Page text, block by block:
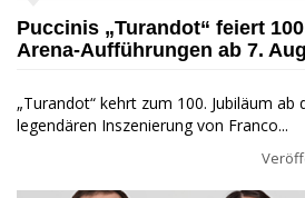
Puccinis „Turandot“ feiert
Arena-Aufführungen ab 7.
„Turandot“ kehrt zum 100. Jubiläum ab
legendären Inszenierung von Franco...